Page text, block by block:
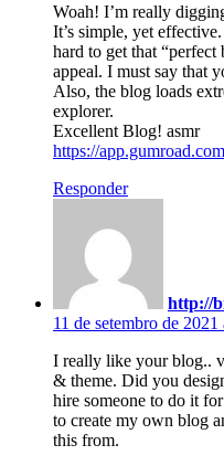
Woah! I’m really
It’s simple, yet
hard to get that “perfect
appeal. I must say that
Also, the blog loads
explorer.
Excellent Blog! asmr
https://
Responder
http://
11 de setembro de 2021
I really like your blog..
& theme. Did you
hire someone to do it
to create my own blog
this from.